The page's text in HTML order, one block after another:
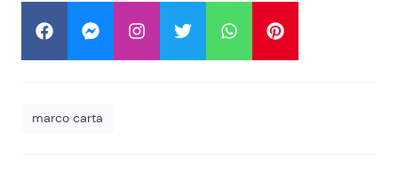
marco carta